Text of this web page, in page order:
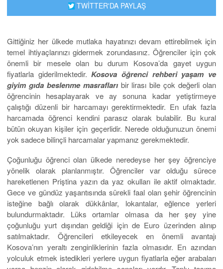
TWİTTER'DA PAYLAŞ
Gittiğiniz her ülkede mutlaka hayatınızı devam ettirebilmek için
temel ihtiyaçlarınızı gidermek zorundasınız. Öğrenciler için çok
önemli bir mesele olan bu durum Kosova’da gayet uygun
fiyatlarla giderilmektedir.Kosova öğrenci rehberi yaşam ve
giyim gıda beslenme masraflarıbir lirası bile çok değerli olan
öğrencinin hesaplayarak ve ay sonuna kadar yetiştirmeye
çalıştığı düzenli bir harcamayı gerektirmektedir. En ufak fazla
harcamada öğrenci kendini parasız olarak bulabilir. Bu kural
bütün okuyan kişiler için geçerlidir. Nerede olduğunuzun önemi
yok sadece bilinçli harcamalar yapmanız gerekmektedir.
Çoğunluğu öğrenci olan ülkede neredeyse her şey öğrenciye
yönelik olarak planlanmıştır. Öğrenciler var olduğu sürece
hareketlenen Priştina yazın da yaz okulları ile aktif olmaktadır.
Gece ve gündüz yaşantısında sürekli faal olan şehir öğrencinin
isteğine bağlı olarak dükkânlar, lokantalar, eğlence yerleri
bulundurmaktadır. Lüks ortamlar olmasa da her şey yine
çoğunluğu yurt dışından geldiği için de Euro üzerinden alınıp
satılmaktadır. Öğrencileri etkileyecek en önemli avantajı
Kosova’nın yeraltı zenginliklerinin fazla olmasıdır. En azından
yolculuk etmek istedikleri yerlere uygun fiyatlarla eğer arabaları